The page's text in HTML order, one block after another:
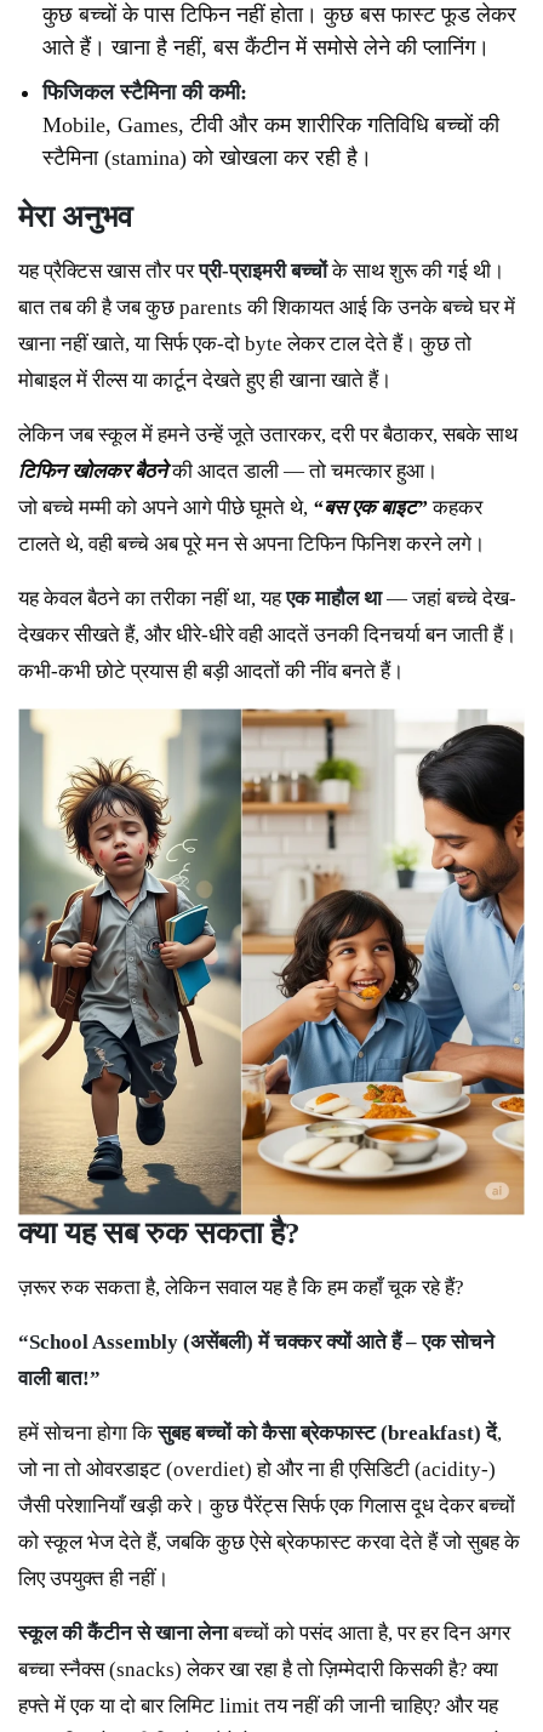
कुछ बच्चों के पास टिफिन नहीं होता। कुछ बस फास्ट फूड लेकर
आते हैं। खाना है नहीं, बस कैंटीन में समोसे लेने की प्लानिंग।
फिजिकलस्टैमिनाकीकमी:
Mobile, Games, टीवी और कम शारीरिक गतिविधि बच्चों की
स्टैमिना (stamina) को खोखला कर रही है।
मेराअनुभव
यह प्रैक्टिस खास तौर परप्री-प्राइमरीबच्चोंके साथ शुरू की गई थी।
बात तब की है जब कुछ parents की शिकायत आई कि उनके बच्चे घर में
खाना नहीं खाते, या सिर्फ एक-दो byte लेकर टाल देते हैं। कुछ तो
मोबाइल में रील्स या कार्टून देखते हुए ही खाना खाते हैं।
लेकिन जब स्कूल में हमने उन्हें जूते उतारकर, दरी पर बैठाकर, सबके साथ
टिफिनखोलकरबैठनेकी आदत डाली — तो चमत्कार हुआ।
जो बच्चे मम्मी को अपने आगे पीछे घूमते थे, “बसएकबाइट”कहकर
टालते थे, वही बच्चे अब पूरे मन से अपना टिफिन फिनिश करने लगे।
यह केवल बैठने का तरीका नहीं था, यहएकमाहौलथा— जहां बच्चे देख-
देखकर सीखते हैं, और धीरे-धीरे वही आदतें उनकी दिनचर्या बन जाती हैं।
कभी-कभी छोटे प्रयास ही बड़ी आदतों की नींव बनते हैं।
क्यायहसबरुकसकताहै?
ज़रूर रुक सकता है, लेकिन सवाल यह है कि हम कहाँ चूक रहे हैं?
“School Assembly (असेंबली) में चक्कर क्यों आते हैं – एक सोचने
वाली बात!”
हमें सोचना होगा किसुबह बच्चों को कैसा ब्रेकफास्ट (breakfast) दें,
जो ना तो ओवरडाइट (overdiet) हो और ना ही एसिडिटी (acidity-)
जैसी परेशानियाँ खड़ी करे। कुछ पैरेंट्स सिर्फ एक गिलास दूध देकर बच्चों
को स्कूल भेज देते हैं, जबकि कुछ ऐसे ब्रेकफास्ट करवा देते हैं जो सुबह के
लिए उपयुक्त ही नहीं।
स्कूल की कैंटीन से खाना लेनाबच्चों को पसंद आता है, पर हर दिन अगर
बच्चा स्नैक्स (snacks) लेकर खा रहा है तो ज़िम्मेदारी किसकी है? क्या
हफ्ते में एक या दो बार लिमिट limit तय नहीं की जानी चाहिए? और यह